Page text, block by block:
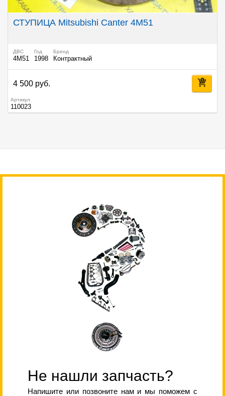
СТУПИЦА Mitsubishi Canter 4M51
ДВС
4M51
Год
1998
Бренд
Контрактный
4 500 руб.
Артикул
110023
Не нашли запчасть?
Напишите или позвоните нам и мы поможем с